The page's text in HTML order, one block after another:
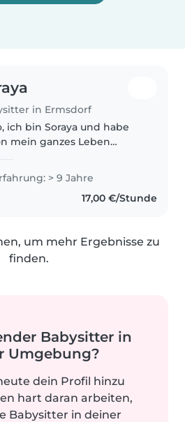
in Ermsdorf
ich bin Soraya und habe
mein ganzes Leben
meine jüngeren
Familienmitglieder
andere Kinder aufgepasst
> 9 Jahre
17,00 €/Stunde
um mehr Ergebnisse zu
finden.
Babysitter in
Umgebung?
dein Profil hinzu
hart daran arbeiten,
Babysitter in deiner